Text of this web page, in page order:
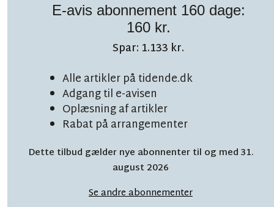
E-avis abonnement 160 dage:
160 kr.
Spar: 1.133 kr.
Alle artikler på tidende.dk
Adgang til e-avisen
Oplæsning af artikler
Rabat på arrangementer
Dette tilbud gælder nye abonnenter til og med 31.
august 2026
Se andre abonnementer
Følg debatten på facebook!
TOPNYHEDLÆSETID 8 MIN.
BAT skruer kraftigt
ned for skolekørsel